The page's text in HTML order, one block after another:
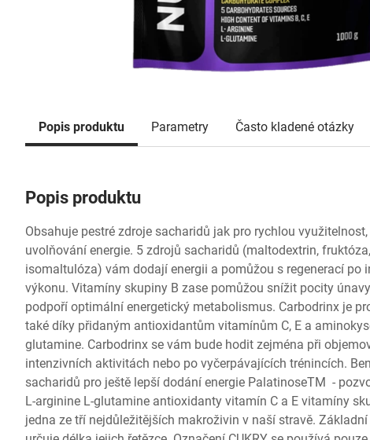
Popis produktu Parametry Často kladené otázky
Popis produktu
Obsahuje pestré zdroje sacharidů jak pro rychlou
uvolňování energie. 5 zdrojů sacharidů (maltodextrin,
isomaltulóza) vám dodají energii a pomůžou s regenerací po
výkonu. Vitamíny skupiny B zase pomůžou snížit pocity
podpoří optimální energetický metabolismus. Carbodrinx je
také díky přidaným antioxidantům vitamínům C, E a
glutamine. Carbodrinx se vám bude hodit zejména při
intenzivních aktivitách nebo po vyčerpávajících trénincích.
sacharidů pro ještě lepší dodání energie PalatinoseTM -
L-arginine L-glutamine antioxidanty vitamín C a E vitamíny
jedna ze tří nejdůležitějších makroživin v naší stravě.